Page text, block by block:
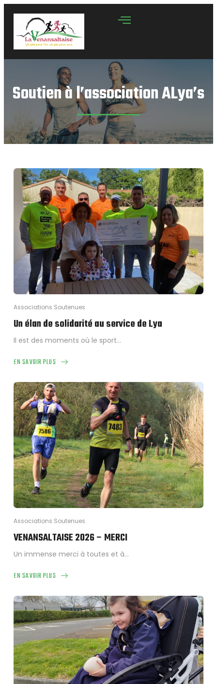
Soutien à l’association ALya’s
Associations Soutenues
Un élan de solidarité au service de Lya
Il est des moments où le sport…
EN SAVOIR PLUS
ABOUT
ÉLAN
DE
SOLIDARITÉ
AU
SERVICE
DE
LYA
Associations Soutenues
VENANSALTAISE 2026 – MERCI
Un immense merci à toutes et à…
EN SAVOIR PLUS
ABOUT
2026
–
MERCI